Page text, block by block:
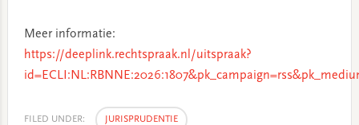
Meer informatie:
https://deeplink.rechtspraak.nl/uitspraak?
FILED UNDER: JURISPRUDENTIE